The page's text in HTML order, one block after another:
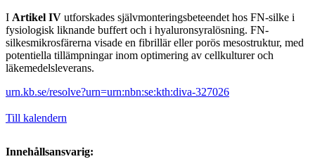
I Artikel IV utforskades självmonteringsbeteendet hos FN-silke i
fysiologisk liknande buffert och i hyaluronsyralösning. FN-
silkesmikrosfärerna visade en fibrillär eller porös mesostruktur, med
potentiella tillämpningar inom optimering av cellkulturer och
läkemedelsleverans.
urn.kb.se/resolve?urn=urn:nbn:se:kth:diva-327026
Till kalendern
Innehållsansvarig: